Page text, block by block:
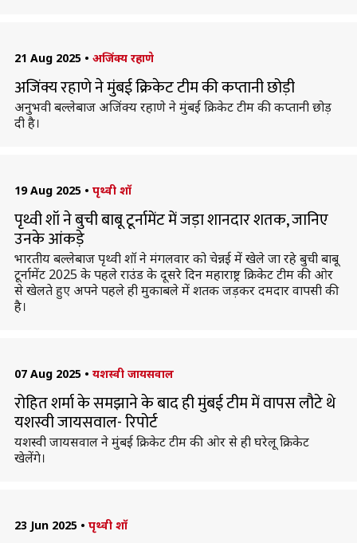
21 Aug 2025 • अजिंक्य रहाणे
अजिंक्य रहाणे ने मुंबई क्रिकेट टीम की कप्तानी छोड़ी
अनुभवी बल्लेबाज अजिंक्य रहाणे ने मुंबई क्रिकेट टीम की कप्तानी छोड़
दी है।
19 Aug 2025 • पृथ्वी शॉ
पृथ्वी शॉ ने बुची बाबू टूर्नामेंट में जड़ा शानदार शतक, जानिए
उनके आंकड़े
भारतीय बल्लेबाज पृथ्वी शॉ ने मंगलवार को चेन्नई में खेले जा रहे बुची बाबू
टूर्नामेंट 2025 के पहले राउंड के दूसरे दिन महाराष्ट्र क्रिकेट टीम की ओर
से खेलते हुए अपने पहले ही मुकाबले में शतक जड़कर दमदार वापसी की
है।
07 Aug 2025 • यशस्वी जायसवाल
रोहित शर्मा के समझाने के बाद ही मुंबई टीम में वापस लौटे थे
यशस्वी जायसवाल- रिपोर्ट
यशस्वी जायसवाल ने मुंबई क्रिकेट टीम की ओर से ही घरेलू क्रिकेट
खेलेंगे।
23 Jun 2025 • पृथ्वी शॉ